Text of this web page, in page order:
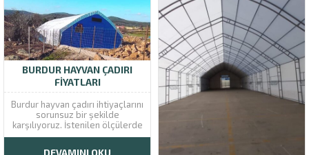
BURDUR HAYVAN ÇADIRI
FIYATLARI
Burdur hayvan çadırı ihtiyaçlarını
sorunsuz bir şekilde
karşılıyoruz. İstenilen ölçülerde
hazırlanan özel hayvan çadırları